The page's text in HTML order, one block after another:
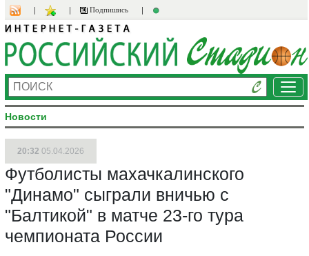
Подпишись
Новости
20:32 05.04.2026
Футболисты махачкалинского
"Динамо" сыграли вничью с
"Балтикой" в матче 23-го тура
чемпионата России